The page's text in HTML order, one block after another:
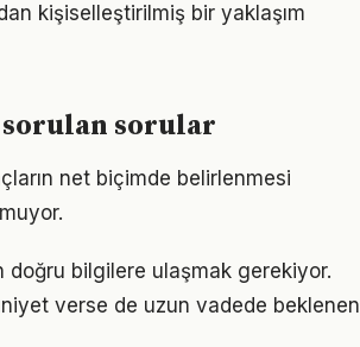
kişiselleştirilmiş bir yaklaşım
sorulan sorular
net biçimde belirlenmesi
bilgilere ulaşmak gerekiyor.
verse de uzun vadede beklenen